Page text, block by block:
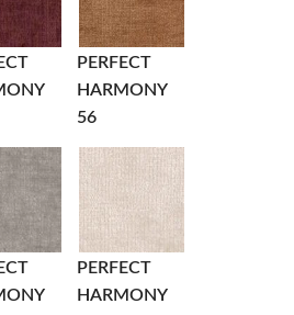
PERFECT
HARMONY
56
PERFECT
HARMONY